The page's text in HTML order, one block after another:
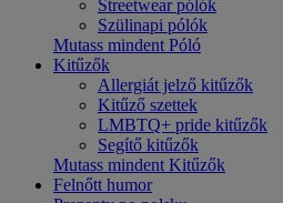
Streetwear pólók
Szülinapi pólók
Mutass mindent Póló
Kitűzők
Allergiát jelző kitűzők
Kitűző szettek
LMBTQ+ pride kitűzők
Segítő kitűzők
Mutass mindent Kitűzők
Felnőtt humor